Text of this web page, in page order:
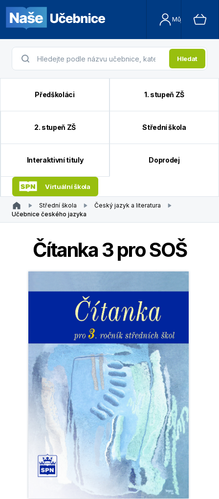
Můj účet
Hledat
Předškoláci 1. stupeň ZŠ
2. stupeň ZŠ Střední škola
Interaktivní tituly Doprodej
Virtuální škola
Střední škola
Český jazyk a literatura
Učebnice českého jazyka
Čítanka 3 pro SOŠ